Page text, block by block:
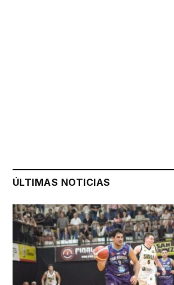
ÚLTIMAS NOTICIAS